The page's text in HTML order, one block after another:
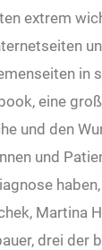
extrem
in
eine
und den
und
Martina
drei der